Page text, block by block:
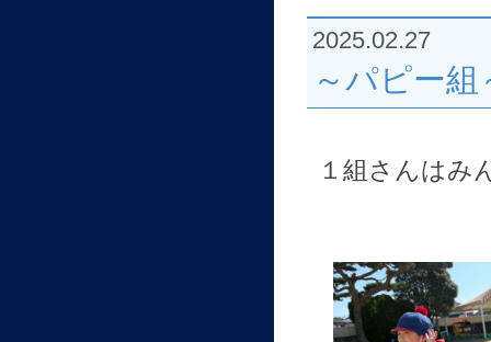
2025.02.27
～パピー組
１組さんはみ